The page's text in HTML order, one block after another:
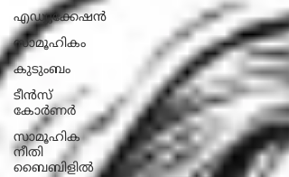
എഡ്യൂക്കേഷൻ
സാമൂഹികം
കുടുംബം
ടീൻസ്
കോർണർ
സാമൂഹിക
നീതി
ബൈബിളിൽ